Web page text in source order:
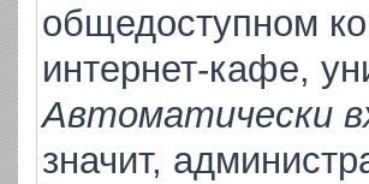
общедоступном
интернет-кафе,
Автоматически
значит,